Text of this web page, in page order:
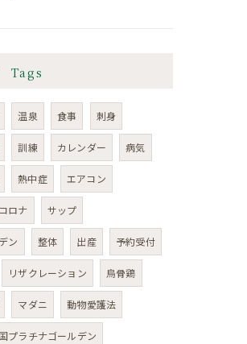
Tags
温泉 食事 刺身
訓練 カレンダー 病気
熱中症 エアコン
コロナ サップ
ン 整体 出産 予約受付
リザクレーション 烏骨鶏
マダニ 動物愛護法
プラチナゴールデン